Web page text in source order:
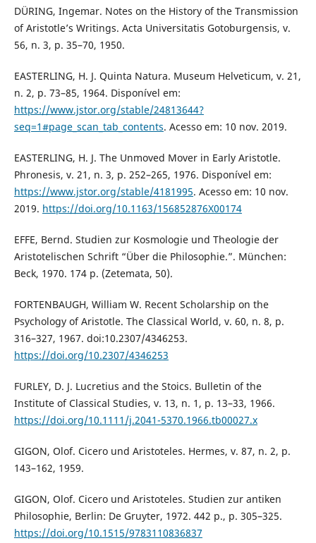
DÜRING, Ingemar. Notes on the History of the Transmission
of Aristotle’s Writings. Acta Universitatis Gotoburgensis, v.
56, n. 3, p. 35–70, 1950.
EASTERLING, H. J. Quinta Natura. Museum Helveticum, v. 21,
n. 2, p. 73–85, 1964. Disponível em:
https://www.jstor.org/stable/24813644?
seq=1#page_scan_tab_contents. Acesso em: 10 nov. 2019.
EASTERLING, H. J. The Unmoved Mover in Early Aristotle.
Phronesis, v. 21, n. 3, p. 252–265, 1976. Disponível em:
https://www.jstor.org/stable/4181995. Acesso em: 10 nov.
2019. https://doi.org/10.1163/156852876X00174
EFFE, Bernd. Studien zur Kosmologie und Theologie der
Aristotelischen Schrift “Über die Philosophie.”. München:
Beck, 1970. 174 p. (Zetemata, 50).
FORTENBAUGH, William W. Recent Scholarship on the
Psychology of Aristotle. The Classical World, v. 60, n. 8, p.
316–327, 1967. doi:10.2307/4346253.
https://doi.org/10.2307/4346253
FURLEY, D. J. Lucretius and the Stoics. Bulletin of the
Institute of Classical Studies, v. 13, n. 1, p. 13–33, 1966.
https://doi.org/10.1111/j.2041-5370.1966.tb00027.x
GIGON, Olof. Cicero und Aristoteles. Hermes, v. 87, n. 2, p.
143–162, 1959.
GIGON, Olof. Cicero und Aristoteles. Studien zur antiken
Philosophie, Berlin: De Gruyter, 1972. 442 p., p. 305–325.
https://doi.org/10.1515/9783110836837